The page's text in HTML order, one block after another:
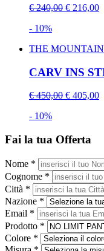
€ 240,00 € 216,00
- 10%
THE
CARV INS
€ 450,00 € 405,00
- 10%
Fai la tua Offerta
Nome *
Cognome *
Città *
Nazione *
Email *
Prodotto *
Colore *